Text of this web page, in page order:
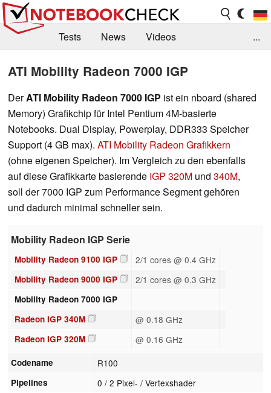
Tests News
Videos
Forum
...
ATI Mobility Radeon 7000 IGP
DerATI Mobility Radeon 7000 IGP ist ein nboard (shared
Memory) Grafikchip für Intel Pentium 4M-basierte
Notebooks. Dual Display, Powerplay, DDR333 Speicher
Support (4 GB max). ATI Mobility Radeon Grafikkern
(ohne eigenen Speicher). Im Vergleich zu den ebenfalls
auf diese Grafikkarte basierende IGP 320M und 340M,
soll der 7000 IGP zum Performance Segment gehören
und dadurch minimal schneller sein.
Mobility Radeon IGP Serie
Mobility Radeon 9100 IGP 2/1 cores @ 0.4 GHz
Mobility Radeon 9000 IGP 2/1 cores @ 0.3 GHz
Mobility Radeon 7000 IGP
Radeon IGP 340M
@ 0.18 GHz
Radeon IGP 320M @ 0.16 GHz
Codename R100
Pipelines 0 / 2 Pixel- / Vertexshader